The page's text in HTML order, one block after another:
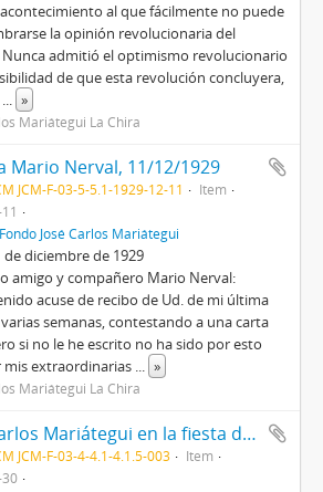
al que fácilmente no puede
la opinión revolucionaria del
admitió el optimismo revolucionario
de que esta revolución concluyera,
... »
Mariátegui La Chira
Mario Nerval, 11/12/1929
JCM-F-03-5-5.1-1929-12-11
Item
Fondo José Carlos Mariátegui
de diciembre de 1929
amigo y compañero Mario Nerval:
acuse de recibo de Ud. de mi última
semanas, contestando a una carta
si no le he escrito no ha sido por esto
mis extraordinarias ... »
Mariátegui La Chira
José Carlos Mariátegui en la fiesta de la Planta de Vitarte
JCM-F-03-4-4.1-4.1.5-003
Item